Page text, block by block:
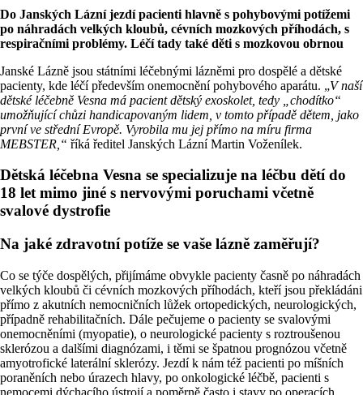
Do Janských Lázní jezdí pacienti hlavně s pohybovými potížemi
po náhradách velkých kloubů, cévních mozkových příhodách, s
respiračními problémy. Léčí tady také děti s mozkovou obrnou
Janské Lázně jsou státními léčebnými lázněmi pro dospělé a dětské
pacienty, kde léčí především onemocnění pohybového aparátu. „V naší
dětské léčebně Vesna má pacient dětský exoskolet, tedy „chodítko“
umožňující chůzi handicapovaným lidem, v tomto případě dětem, jako
první ve střední Evropě. Vyrobila mu jej přímo na míru firma
MEBSTER,“ říká ředitel Janských Lázní Martin Voženílek.
Dětská léčebna Vesna se specializuje na léčbu dětí do
18 let mimo jiné s nervovými poruchami včetně
svalové dystrofie
Na jaké zdravotní potíže se vaše lázně zaměřují?
Co se týče dospělých, přijímáme obvykle pacienty časně po náhradách
velkých kloubů či cévních mozkových příhodách, kteří jsou překládáni
přímo z akutních nemocničních lůžek ortopedických, neurologických,
případně rehabilitačních. Dále pečujeme o pacienty se svalovými
onemocněními (myopatie), o neurologické pacienty s roztroušenou
sklerózou a dalšími diagnózami, i těmi se špatnou prognózou včetně
amyotrofické laterální sklerózy. Jezdí k nám též pacienti po míšních
poraněních nebo úrazech hlavy, po onkologické léčbě, pacienti s
nemocemi dýchacího ústrojí a poměrně často i stavy po operacích